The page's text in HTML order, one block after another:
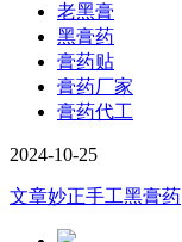
老黑膏
黑膏药
膏药贴
膏药厂家
膏药代工
2024-10-25
文章妙正手工黑膏药